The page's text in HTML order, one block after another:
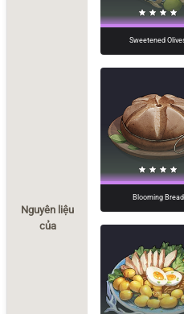
Nguyên liệu
của
Sweetened
Blooming Bread